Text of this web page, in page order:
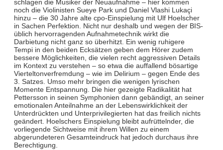
schlagen die Musiker der Neuaufnahme – hier kommen
noch die Violinisten Sueye Park und Daniel Vlashi Lukaçi
hinzu – die 30 Jahre alte cpo-Einspielung mit Ulf Hoelscher
in Sachen Perfektion. Nicht nur deshalb und wegen der BIS-
üblich hervorragenden Aufnahmetechnik wirkt die
Darbietung nicht ganz so überhitzt. Ein wenig ruhigere
Tempi in den beiden Ecksätzen geben dem Hörer zudem
bessere Möglichkeiten, die vielen recht aggressiven Details
im Kontext zu verstehen – so etwa die auffallend bösartige
Vierteltonverfremdung – wie im Delirium – gegen Ende des
3. Satzes. Umso mehr bringen die wenigen lyrischen
Momente Entspannung. Die hier gezeigte Radikalität hat
Pettersson in seinen Symphonien dann gebändigt, an seiner
emotionalen Anteilnahme an der Lebenswirklichkeit der
Unterdrückten und Unterprivilegierten hat das freilich nichts
geändert. Hoelschers Einspielung bleibt aufrüttelnder, die
vorliegende Sichtweise mit ihrem Willen zu einem
abgerundeteren Gesamteindruck hat jedoch durchaus ihre
Berechtigung.